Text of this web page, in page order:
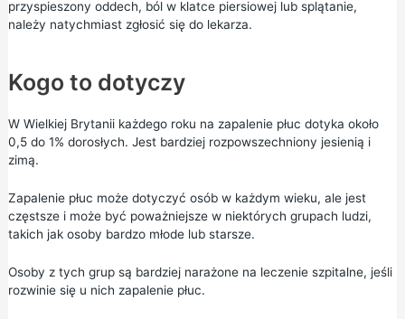
przyspieszony oddech, ból w klatce piersiowej lub splątanie,
należy natychmiast zgłosić się do lekarza.
Kogo to dotyczy
W Wielkiej Brytanii każdego roku na zapalenie płuc dotyka około
0,5 do 1% dorosłych. Jest bardziej rozpowszechniony jesienią i
zimą.
Zapalenie płuc może dotyczyć osób w każdym wieku, ale jest
częstsze i może być poważniejsze w niektórych grupach ludzi,
takich jak osoby bardzo młode lub starsze.
Osoby z tych grup są bardziej narażone na leczenie szpitalne, jeśli
rozwinie się u nich zapalenie płuc.